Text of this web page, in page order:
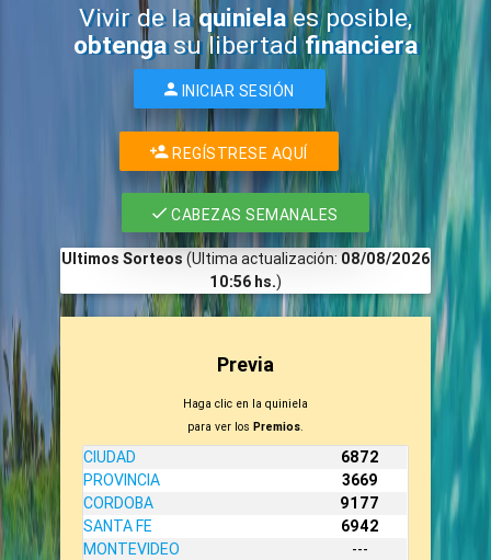
Vivir de laquinielaes posible,
obtengasu libertadfinanciera
INICIAR SESIÓN
REGÍSTRESE AQUÍ
CABEZAS SEMANALES
Ultimos Sorteos (Ultima actualización: 08/08/2026
10:56 hs.)
Previa
Haga clic en la quiniela
para ver los Premios.
CIUDAD
6872
PROVINCIA
3669
CORDOBA
9177
SANTA FE
6942
MONTEVIDEO
---